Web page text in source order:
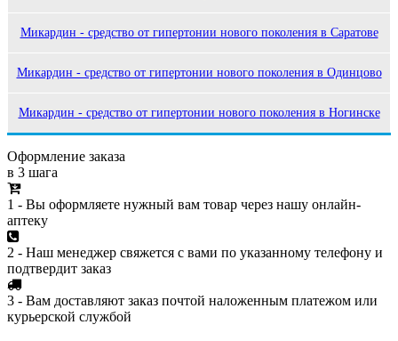
Микардин - средство от гипертонии нового поколения в Саратове
Микардин - средство от гипертонии нового поколения в Одинцово
Микардин - средство от гипертонии нового поколения в Ногинске
Оформление заказа
в 3 шага
1 - Вы оформляете нужный вам товар через нашу онлайн-
аптеку
2 - Наш менеджер свяжется с вами по указанному телефону и
подтвердит заказ
3 - Вам доставляют заказ почтой наложенным платежом или
курьерской службой